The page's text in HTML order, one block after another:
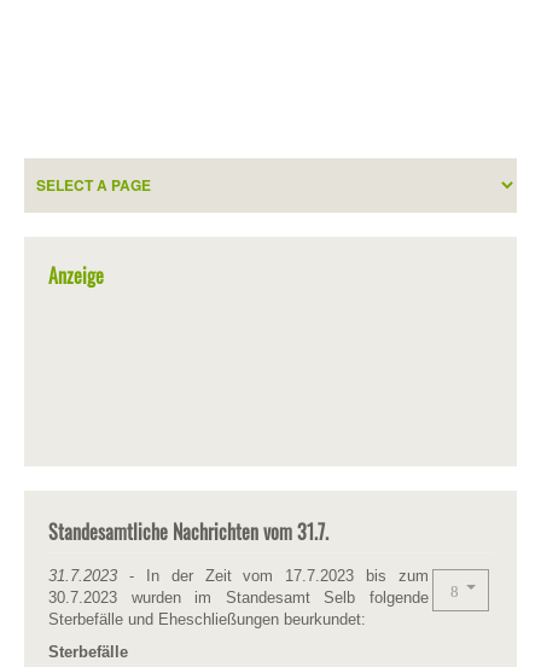
Anzeige
Standesamtliche Nachrichten vom 31.7.
31.7.2023 - In der Zeit vom 17.7.2023 bis zum
30.7.2023 wurden im Standesamt Selb folgende
Sterbefälle und Eheschließungen beurkundet:
Sterbefälle